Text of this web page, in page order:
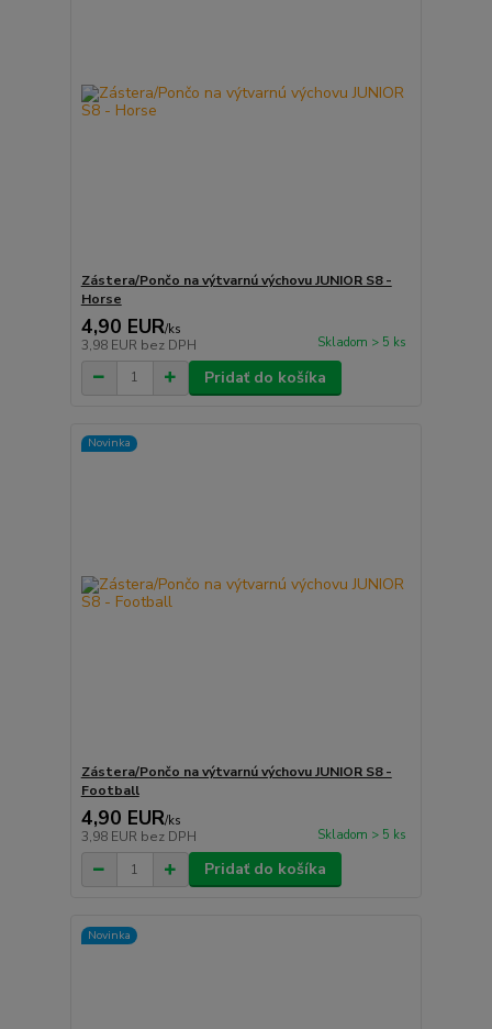
Zástera/Pončo na výtvarnú výchovu JUNIOR S8 -
Horse
4,90 EUR/ks
3,98 EUR bez DPH Skladom > 5 ks
Pridať do košíka
Novinka
Zástera/Pončo na výtvarnú výchovu JUNIOR S8 -
Football
4,90 EUR/ks
3,98 EUR bez DPH Skladom > 5 ks
Pridať do košíka
Novinka